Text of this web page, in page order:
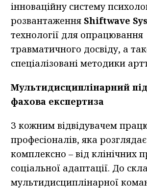
інноваційну систему
розвантаженняShiftwave
технології для опрацювання
травматичного досвіду, а
спеціалізовані методики
Мультидисциплінарний
фахова експертиза
З кожним відвідувачем
професіоналів, яка
комплексно – від клінічних
соціальної адаптації. До
мультидисциплінарної